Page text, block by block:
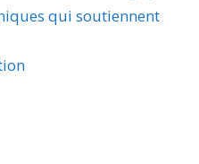
qui soutiennent